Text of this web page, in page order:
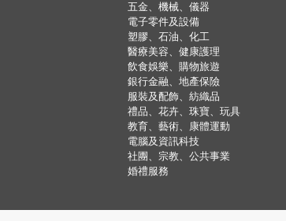
五金、機械、儀器
電子零件及設備
塑膠、石油、化工
醫療美容、健康護理
飲食娛樂、購物旅遊
銀行金融、地產保險
服裝及配飾、紡織品
禮品、花卉、珠寶、玩具
教育、藝術、康體運動
電腦及資訊科技
社團、宗教、公共事業
婚禮服務